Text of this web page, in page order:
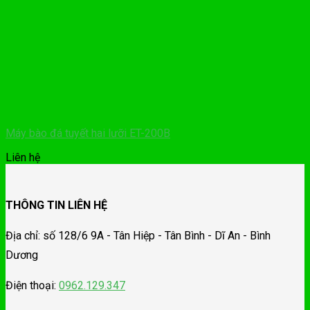
Máy bào đá tuyết hai lưỡi ET-200B
Liên hệ
THÔNG TIN LIÊN HỆ
Địa chỉ: số 128/6 9A - Tân Hiệp - Tân Bình - Dĩ An - Bình
Dương
Điện thoại: 0962.129.347